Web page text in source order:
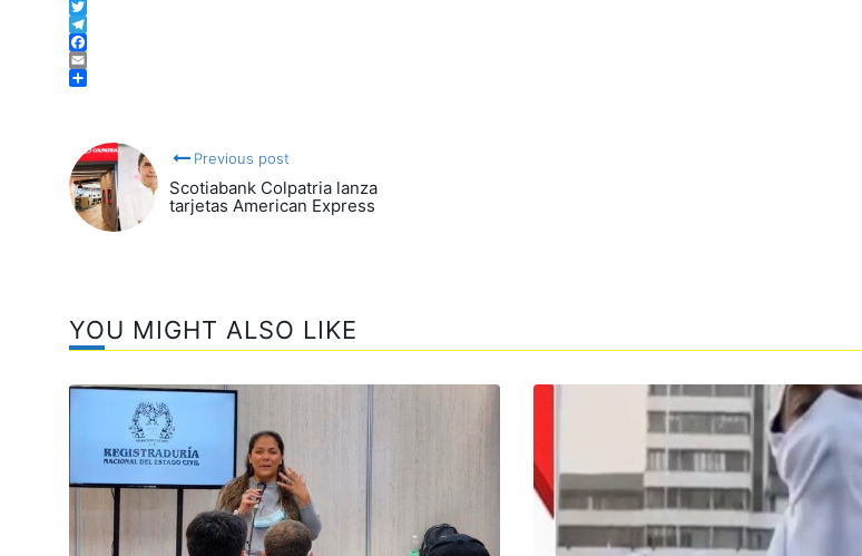
WhatsApp
Twitter
Telegram
Facebook
Email
Previous post
Scotiabank Colpatria lanza
tarjetas American Express
YOU MIGHT ALSO LIKE